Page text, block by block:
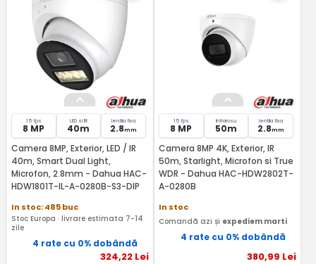
15 fps
8 MP
LED si IR
40m
lentila fixa
2.8mm
Camera 8MP, Exterior, LED / IR
40m, Smart Dual Light,
Microfon, 2.8mm - Dahua HAC-
HDW1801T-IL-A-0280B-S3-DIP
In stoc: 485 buc
Stoc Europa · livrare estimata 7-14
zile
4 rate cu 0% dobândă
324,22Lei
15 fps
8 MP
Infrarosu
50m
lentila fixa
2.8mm
Camera 8MP 4K, Exterior, IR
50m, Starlight, Microfon si True
WDR - Dahua HAC-HDW2802T-
A-0280B
In stoc
Comandă azi și expediem marti
4 rate cu 0% dobândă
380,99 Lei